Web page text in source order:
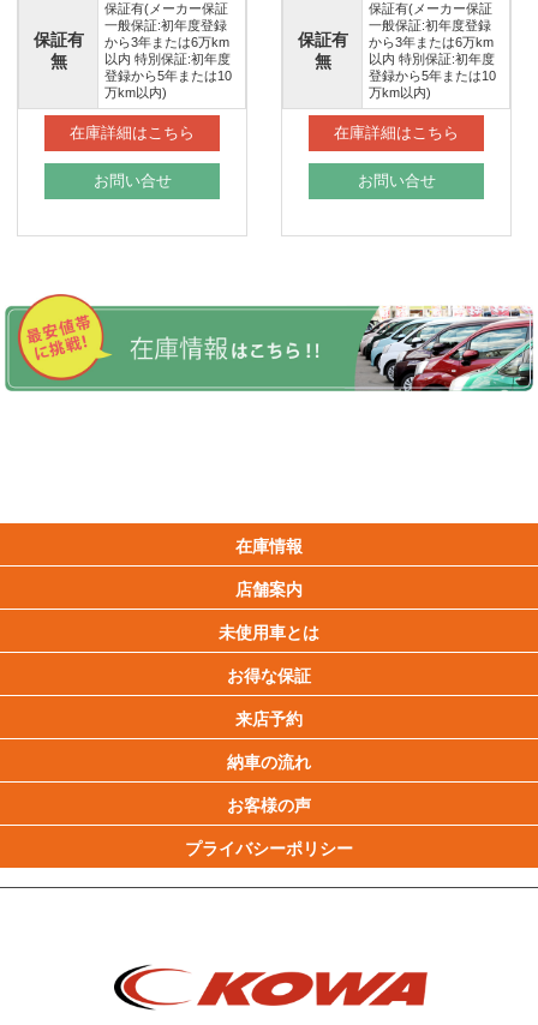
保証有
無
保証有(メーカー保証
一般保証:初年度登録
から3年または6万km
以内 特別保証:初年度
登録から5年または10
万km以内)
在庫詳細はこちら
お問い合せ
保証有
無
保証有(メーカー保証
一般保証:初年度登録
から3年または6万km
以内 特別保証:初年度
登録から5年または10
万km以内)
在庫詳細はこちら
お問い合せ
在庫情報
店舗案内
未使用車とは
お得な保証
来店予約
納車の流れ
お客様の声
プライバシーポリシー